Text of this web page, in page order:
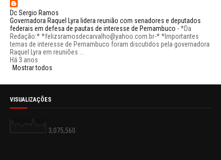
Dc Sergio Ramos
Governadora Raquel Lyra lidera reunião com senadores e deputados
federais em defesa de pautas de interesse de Pernambuco -*Da
Redação:* *felizsramosdecarvalho@yahoo.com.br-* *Importantes
temas de interesse de Pernambuco foram discutidos pela governadora
Raquel Lyra em reuniões ...
Há 3 anos
Mostrar todos
VISUALIZAÇÕES
3,075,560